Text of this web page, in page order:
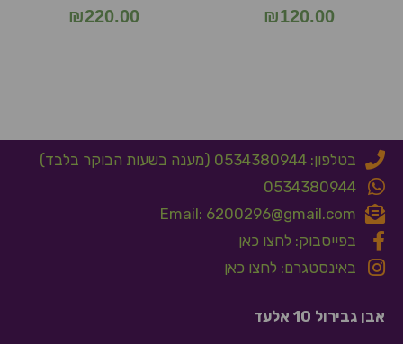
₪120.00
₪220.00
בטלפון: 0534380944 (מענה בשעות הבוקר בלבד)
0534380944
Email: 6200296@gmail.com
בפייסבוק: לחצו כאן
באינסטגרם: לחצו כאן
אבן גבירול 10 אלעד